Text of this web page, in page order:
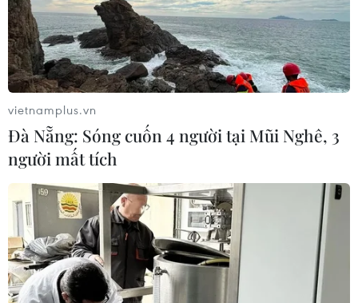
Theo dõi VietnamPlus
TIN LIÊN QUAN
vietnamplus.vn
Đà Nẵng: Sóng cuốn 4 người tại Mũi Nghê, 3
người mất tích